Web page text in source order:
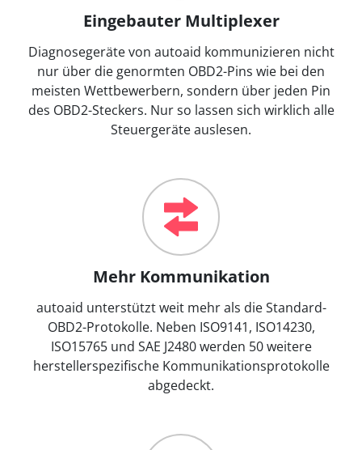
Eingebauter Multiplexer
Diagnosegeräte von autoaid kommunizieren nicht
nur über die genormten OBD2-Pins wie bei den
meisten Wettbewerbern, sondern über jeden Pin
des OBD2-Steckers. Nur so lassen sich wirklich alle
Steuergeräte auslesen.
Mehr Kommunikation
autoaid unterstützt weit mehr als die Standard-
OBD2-Protokolle. Neben ISO9141, ISO14230,
ISO15765 und SAE J2480 werden 50 weitere
herstellerspezifische Kommunikationsprotokolle
abgedeckt.